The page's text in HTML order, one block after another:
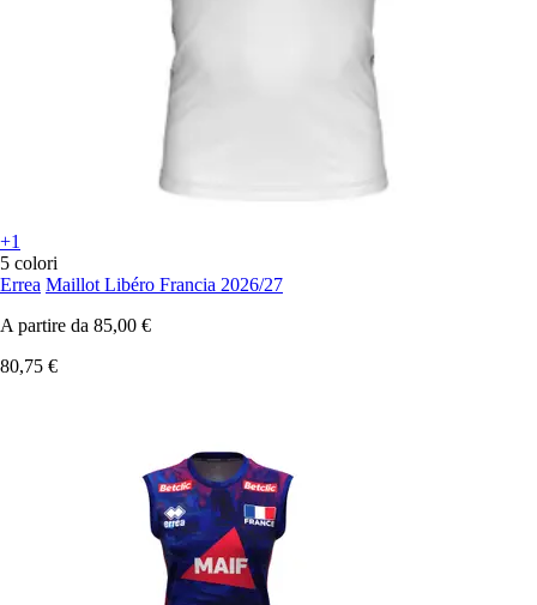
+1
5 colori
Errea Maillot Libéro Francia 2026/27
A partire da 85,00 €
80,75 €